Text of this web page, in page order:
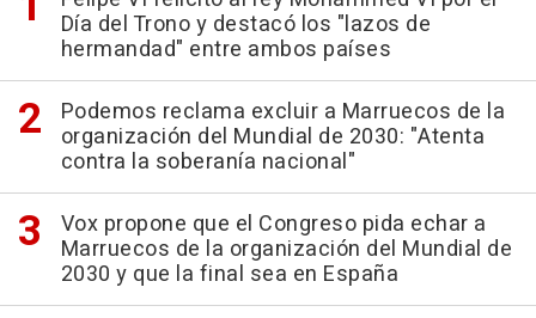
Día del Trono y destacó los "lazos de
hermandad" entre ambos países
Podemos reclama excluir a Marruecos de la
organización del Mundial de 2030: "Atenta
contra la soberanía nacional"
Vox propone que el Congreso pida echar a
Marruecos de la organización del Mundial de
2030 y que la final sea en España